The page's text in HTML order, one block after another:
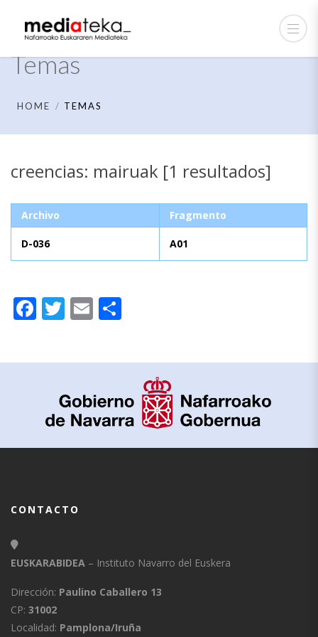
Temas
HOME TEMAS
creencias: mairuak [1 resultados]
Archivo Fragmento
D-036 A01
Facebook
Twitter
Email
CONTACTO
EUSKARABIDEA – Instituto Navarro del Euskera
Dirección: Paulino Caballero 13
CP: 31002
Localidad: Pamplona/Iruña